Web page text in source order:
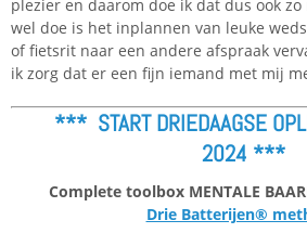
plezier en daarom doe ik dat dus ook
wel doe is het inplannen van leuke
of fietsrit naar een andere afspraak
ik zorg dat er een fijn iemand met mij
*** START DRIEDAAGSE
2024 ***
Complete toolbox MENTALE
Drie Batterijen®